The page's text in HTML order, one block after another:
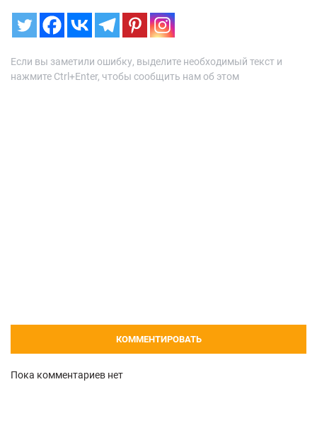
Если вы заметили ошибку, выделите необходимый текст и
нажмите Ctrl+Enter, чтобы сообщить нам об этом
КОММЕНТИРОВАТЬ
Пока комментариев нет